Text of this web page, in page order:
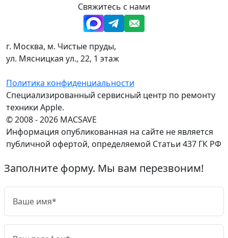
Свяжитесь с нами
г. Москва, м. Чистые пруды,
ул. Мясницкая ул., 22, 1 этаж
Политика конфиденциальности
Специализированный сервисный центр по ремонту
техники Apple.
© 2008 - 2026 MACSAVE
Информация опубликованная на сайте не является
публичной офертой, определяемой Статьи 437 ГК РФ
Заполните форму. Мы вам перезвоним!